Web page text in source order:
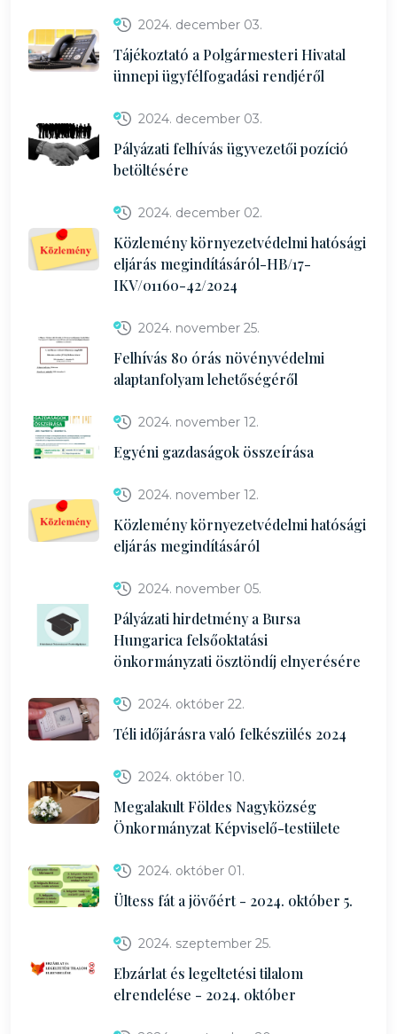
2024. december 03.
Tájékoztató a Polgármesteri Hivatal
ünnepi ügyfélfogadási rendjéről
2024. december 03.
Pályázati felhívás ügyvezetői pozíció
betöltésére
2024. december 02.
Közlemény környezetvédelmi hatósági
eljárás megindításáról-HB/17-
IKV/01160-42/2024
2024. november 25.
Felhívás 80 órás növényvédelmi
alaptanfolyam lehetőségéről
2024. november 12.
Egyéni gazdaságok összeírása
2024. november 12.
Közlemény környezetvédelmi hatósági
eljárás megindításáról
2024. november 05.
Pályázati hirdetmény a Bursa
Hungarica felsőoktatási
önkormányzati ösztöndíj elnyerésére
2024. október 22.
Téli időjárásra való felkészülés 2024
2024. október 10.
Megalakult Földes Nagyközség
Önkormányzat Képviselő-testülete
2024. október 01.
Ültess fát a jövőért - 2024. október 5.
2024. szeptember 25.
Ebzárlat és legeltetési tilalom
elrendelése - 2024. október